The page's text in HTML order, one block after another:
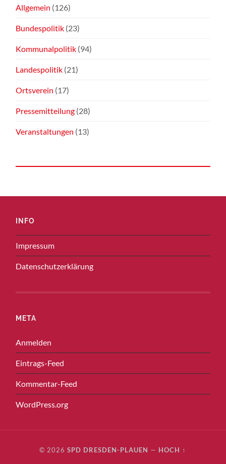
Allgemein (126)
Bundespolitik (23)
Kommunalpolitik (94)
Landespolitik (21)
Ortsverein (17)
Pressemitteilung (28)
Veranstaltungen (13)
INFO
Impressum
Datenschutzerklärung
META
Anmelden
Eintrags-Feed
Kommentar-Feed
WordPress.org
© 2026SPD DRESDEN-PLAUEN — HOCH ↑